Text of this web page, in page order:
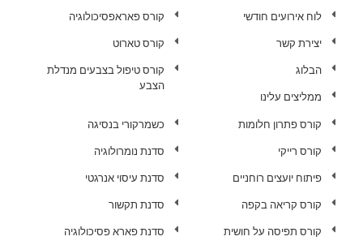
לוח אירועים חודשי
יצירת קשר
הבלוג
ממליצים עלינו
קורס פאראפסיכולוגיה
קורס טארוט
קורס טיפול בצבעים מנדלת
הצבע
קורס פתרון חלומות
קורס רייקי
פיתוח יועצים רוחניים
קורס קריאה בקפה
קורס תפיסה על חושית
כשמרקורי בנסיגה
סדנת נומרולוגיה
סדנת עיסוי אנרגטי
סדנת תקשור
סדנת פארא פסיכולוגיה